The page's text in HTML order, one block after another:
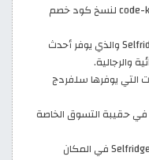
أولاً عليك زيارة موقع code-khasem.com لنسخ كود خصم
ثم توجه إلى موقع سيلفريدج Selfridges والذي يوفر أحدث
والرجالية.
التي يوفرها سلفردج
في حقيبة التسوق الخاصة
عليك الآن لصق كود خصم Selfridges 2026 في المكان